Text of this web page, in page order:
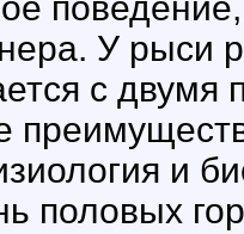
У рыси
с двумя
и
половых